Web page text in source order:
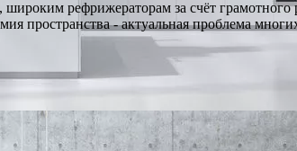
рефрижераторам за счёт
пространства - актуальная проблема